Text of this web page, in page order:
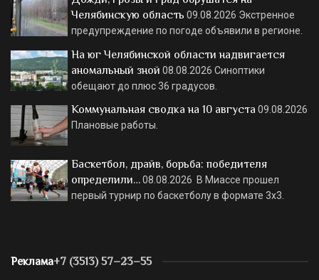
Челябинскую область 09.08.2026 Экстренное
предупреждение по погоде объявили в регионе.
На юг Челябинской области надвигается
аномальный зной 08.08.2026 Синоптики
обещают до плюс 36 градусов.
Коммунальная сводка на 10 августа 09.08.2026
Плановые работы.
Баскетбол, драйв, борьба: победителя
определили…08.08.2026 В Миассе прошел
первый турнир по баскетболу в формате 3х3.
Реклама+7 (3513) 57–23–55